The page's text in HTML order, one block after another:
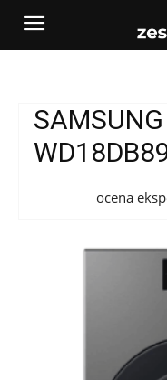
ocena